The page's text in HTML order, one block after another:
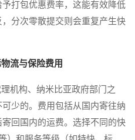
打包优惠费率，这能有效降低
分次零散提交则会重复产生快
流与保险费用
构、纳米比亚政府部门之
少的。费用包括从国内寄往纳
回国内的运费。选择不同的快